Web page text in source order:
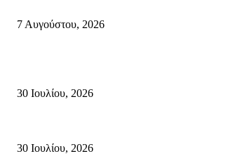
7 Αυγούστου, 2026
30 Ιουλίου, 2026
30 Ιουλίου, 2026